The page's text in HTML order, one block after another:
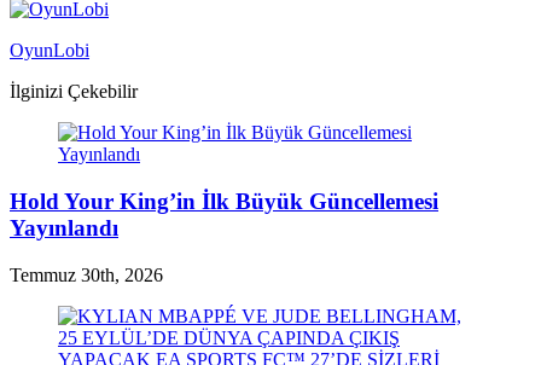
OyunLobi
İlginizi Çekebilir
Hold Your King’in İlk Büyük Güncellemesi
Yayınlandı
Temmuz 30th, 2026